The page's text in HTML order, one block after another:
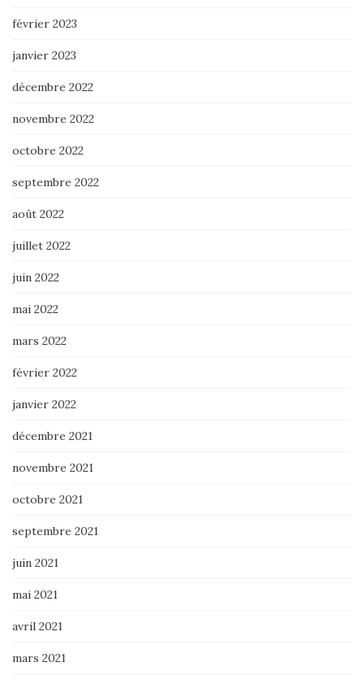
février 2023
janvier 2023
décembre 2022
novembre 2022
octobre 2022
septembre 2022
août 2022
juillet 2022
juin 2022
mai 2022
mars 2022
février 2022
janvier 2022
décembre 2021
novembre 2021
octobre 2021
septembre 2021
juin 2021
mai 2021
avril 2021
mars 2021